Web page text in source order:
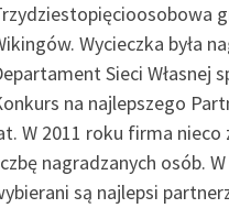
Wycieczka była
Sieci Własnej
na najlepszego
W 2011 roku firma nieco
nagradzanych osób.
są najlepsi